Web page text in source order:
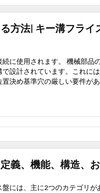
方法| キー溝フライ
に使用されます。 機械部品
設計されています。これに
決め基準穴の厳しい要件があ
義、機能、構造、
には、主に2つのカテゴリ